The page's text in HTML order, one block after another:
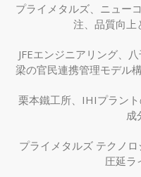
プライメタルズ、ニュー
注、品質向上
JFEエンジニアリング、
梁の官民連携管理モデル
栗本鐵工所、IHIプラン
成
プライメタルズ テクノ
圧延ラ